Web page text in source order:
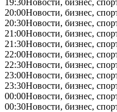
19:30Новости, бизнес,
20:00Новости, бизнес,
20:30Новости, бизнес,
21:00Новости, бизнес,
21:30Новости, бизнес,
22:00Новости, бизнес,
22:30Новости, бизнес,
23:00Новости, бизнес,
23:30Новости, бизнес,
00:00Новости, бизнес,
00:30Новости, бизнес,